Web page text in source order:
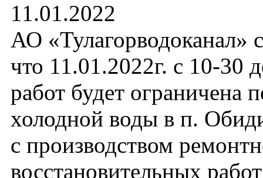
11.01.2022
АО «Тулагорводоканал»
что 11.01.2022г. с 10-30
работ будет ограничена
холодной воды в п.
с производством
восстановительных